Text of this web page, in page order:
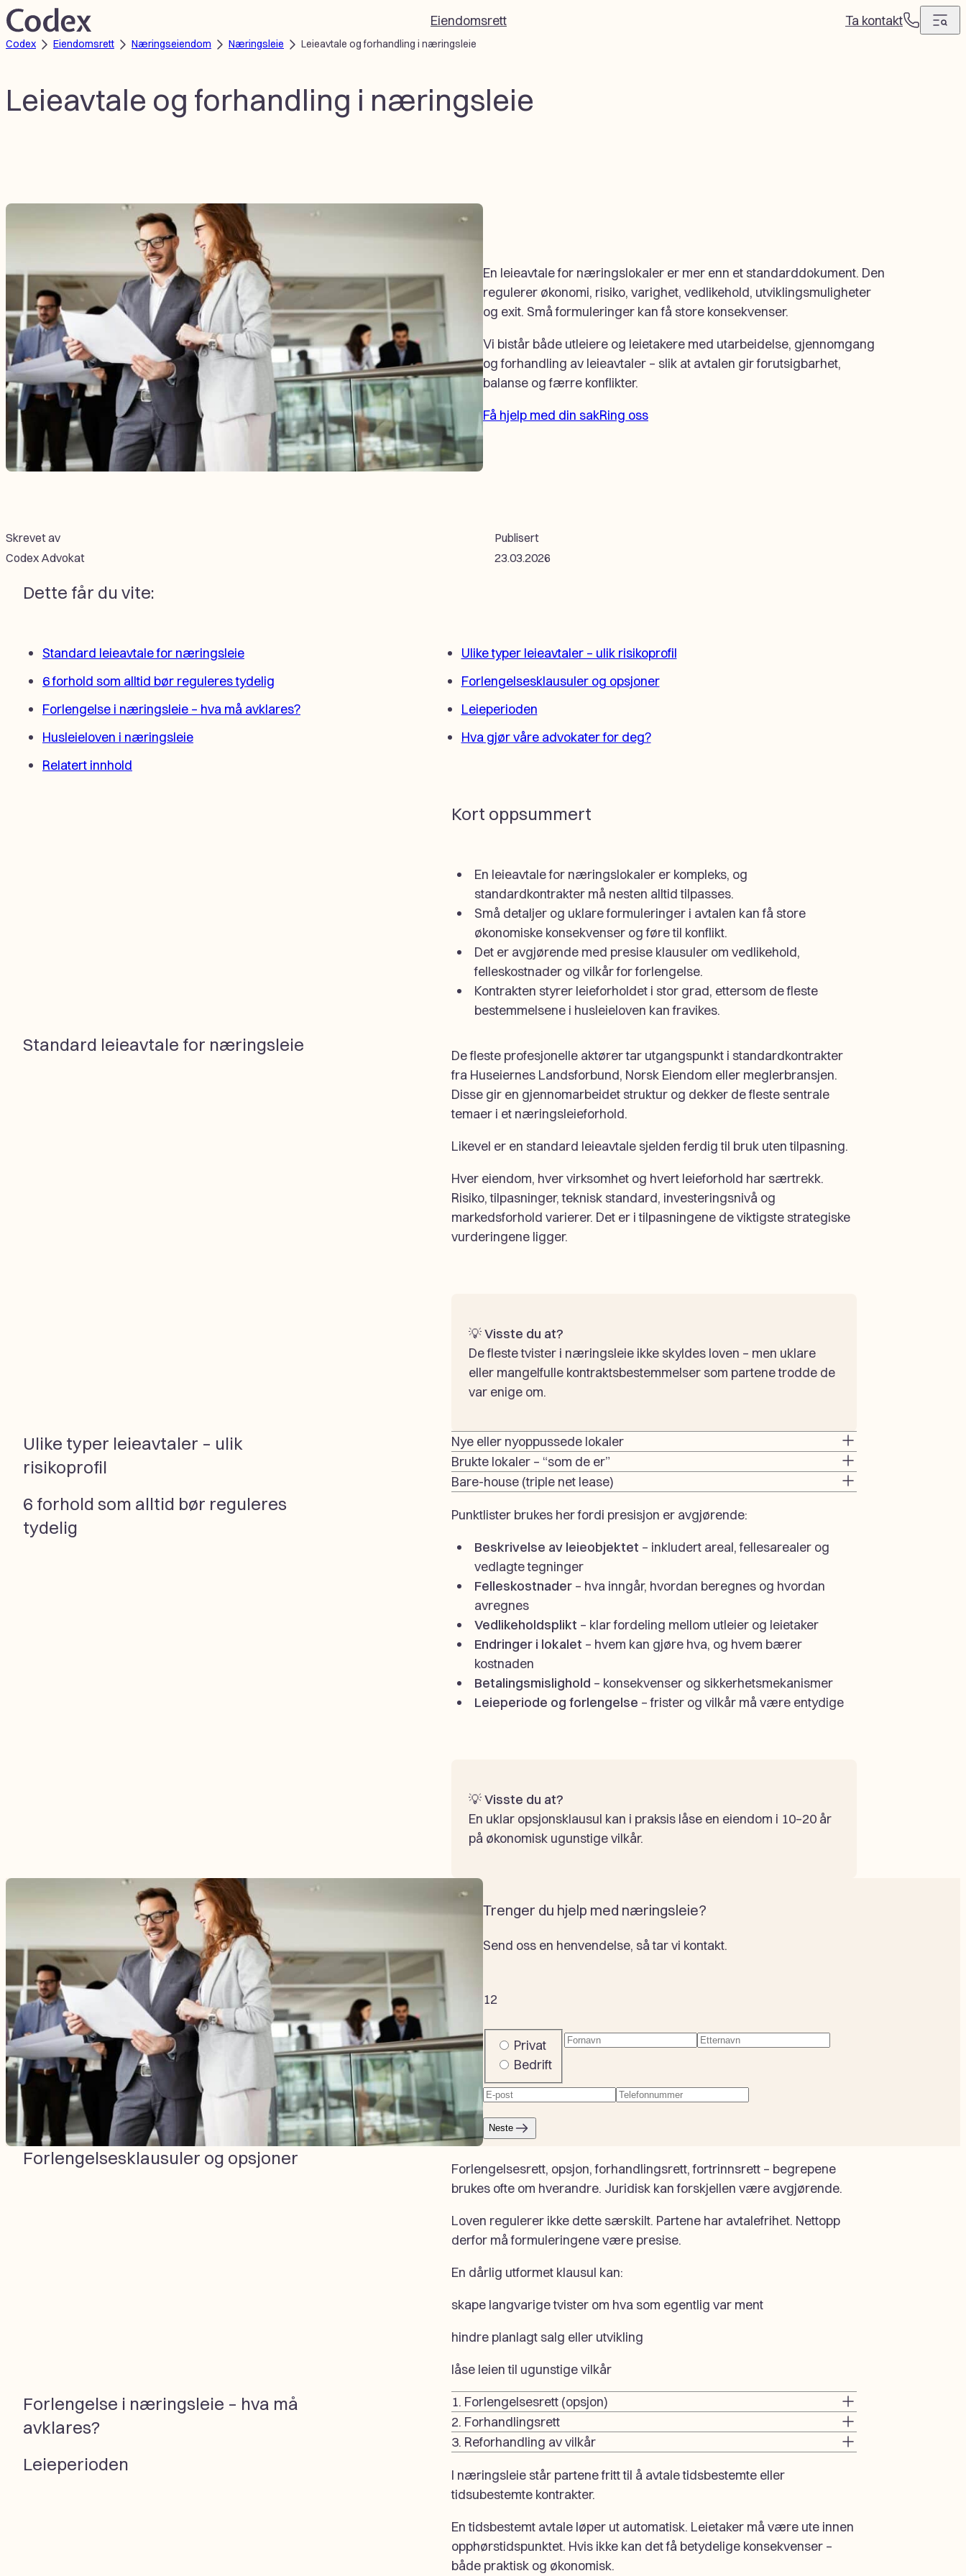
Hopp
til
innhold
Eiendomsrett Ta kontakt
T
Codex Eiendomsrett Næringseiendom Næringsleie Leieavtale og forhandling i næringsleie
Leieavtale og forhandling i næringsleie
En leieavtale for næringslokaler er mer enn et standarddokument. Den
regulerer økonomi, risiko, varighet, vedlikehold, utviklingsmuligheter
og exit. Små formuleringer kan få store konsekvenser.
Vi bistår både utleiere og leietakere med utarbeidelse, gjennomgang
og forhandling av leieavtaler – slik at avtalen gir forutsigbarhet,
balanse og færre konflikter.
Få hjelp med din sakRing oss
Skrevet av
Codex Advokat
Publisert
23.03.2026
Dette får du vite:
Standard leieavtale for næringsleie
Ulike typer leieavtaler – ulik risikoprofil
6 forhold som alltid bør reguleres tydelig
Forlengelsesklausuler og opsjoner
Forlengelse i næringsleie – hva må avklares?
Leieperioden
Husleieloven i næringsleie
Hva gjør våre advokater for deg?
Relatert innhold
Kort oppsummert
En leieavtale for næringslokaler er kompleks, og
standardkontrakter må nesten alltid tilpasses.
Små detaljer og uklare formuleringer i avtalen kan få store
økonomiske konsekvenser og føre til konflikt.
Det er avgjørende med presise klausuler om vedlikehold,
felleskostnader og vilkår for forlengelse.
Kontrakten styrer leieforholdet i stor grad, ettersom de fleste
bestemmelsene i husleieloven kan fravikes.
Standard leieavtale for næringsleie
De fleste profesjonelle aktører tar utgangspunkt i standardkontrakter
fra Huseiernes Landsforbund, Norsk Eiendom eller meglerbransjen.
Disse gir en gjennomarbeidet struktur og dekker de fleste sentrale
temaer i et næringsleieforhold.
Likevel er en standard leieavtale sjelden ferdig til bruk uten tilpasning.
Hver eiendom, hver virksomhet og hvert leieforhold har særtrekk.
Risiko, tilpasninger, teknisk standard, investeringsnivå og
markedsforhold varierer. Det er i tilpasningene de viktigste strategiske
vurderingene ligger.
💡Visste du at?
De fleste tvister i næringsleie ikke skyldes loven – men uklare
eller mangelfulle kontraktsbestemmelser som partene trodde de
var enige om.
Ulike typer leieavtaler – ulik
risikoprofil
Nye eller nyoppussede lokaler
Brukte lokaler – “som de er”
Bare-house (triple net lease)
6 forhold som alltid bør reguleres
tydelig
Punktlister brukes her fordi presisjon er avgjørende:
Beskrivelse av leieobjektet – inkludert areal, fellesarealer og
vedlagte tegninger
Felleskostnader– hva inngår, hvordan beregnes og hvordan
avregnes
Vedlikeholdsplikt – klar fordeling mellom utleier og leietaker
Endringer i lokalet – hvem kan gjøre hva, og hvem bærer
kostnaden
Betalingsmislighold – konsekvenser og sikkerhetsmekanismer
Leieperiode og forlengelse – frister og vilkår må være entydige
💡Visste du at?
En uklar opsjonsklausul kan i praksis låse en eiendom i 10–20 år
på økonomisk ugunstige vilkår.
Trenger du hjelp med næringsleie?
Send oss en henvendelse, så tar vi kontakt.
12
Company
or
private
Privat
Bedrift
Fornavn(Påkrevd) Etternavn(Påkrevd)
E-
post
Telefonnummer(Påkrevd)
Neste
Forlengelsesklausuler og opsjoner
Forlengelsesrett, opsjon, forhandlingsrett, fortrinnsrett – begrepene
brukes ofte om hverandre. Juridisk kan forskjellen være avgjørende.
Loven regulerer ikke dette særskilt. Partene har avtalefrihet. Nettopp
derfor må formuleringene være presise.
En dårlig utformet klausul kan:
skape langvarige tvister om hva som egentlig var ment
hindre planlagt salg eller utvikling
låse leien til ugunstige vilkår
Forlengelse i næringsleie – hva må
avklares?
1. Forlengelsesrett (opsjon)
2. Forhandlingsrett
3. Reforhandling av vilkår
Leieperioden
I næringsleie står partene fritt til å avtale tidsbestemte eller
tidsubestemte kontrakter.
En tidsbestemt avtale løper ut automatisk. Leietaker må være ute innen
opphørstidspunktet. Hvis ikke kan det få betydelige konsekvenser –
både praktisk og økonomisk.